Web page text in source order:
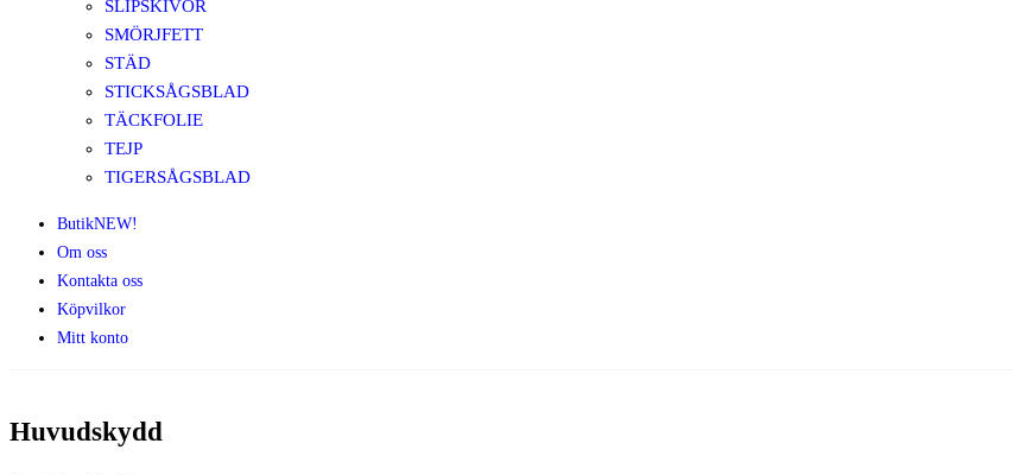
SLIPSKIVOR
SMÖRJFETT
STÄD
STICKSÅGSBLAD
TÄCKFOLIE
TEJP
TIGERSÅGSBLAD
ButikNEW!
Om oss
Kontakta oss
Köpvilkor
Mitt konto
Huvudskydd